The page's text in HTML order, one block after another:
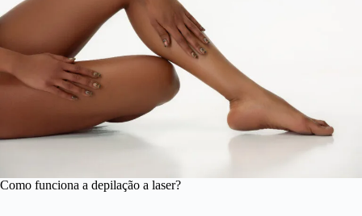
Como funciona a depilação a laser?